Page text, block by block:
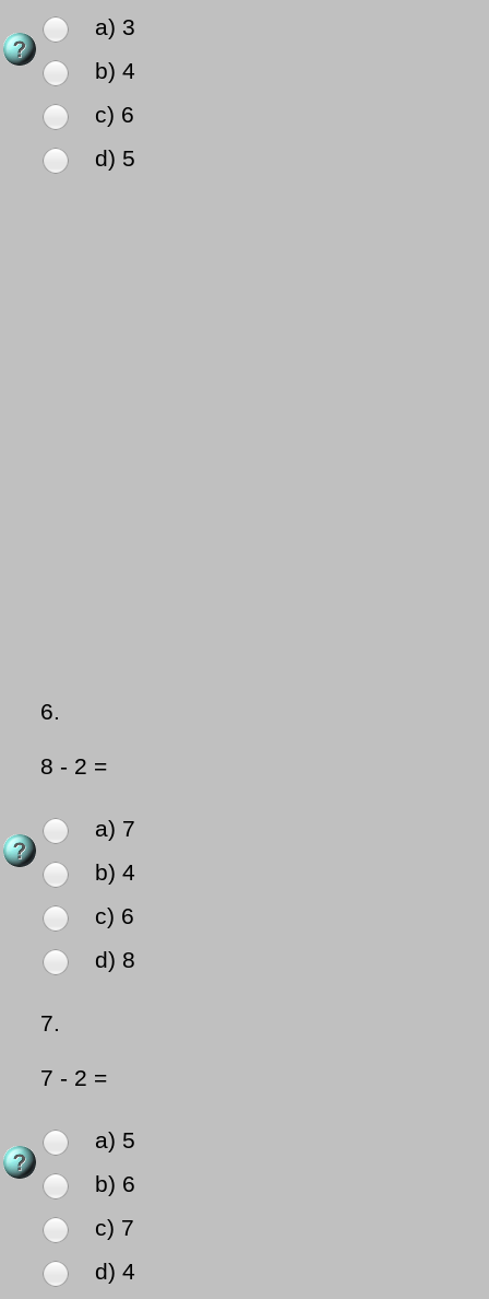
a) 3
b) 4
c) 6
d) 5
6.
8 - 2 =
a) 7
b) 4
c) 6
d) 8
7.
7 - 2 =
a) 5
b) 6
c) 7
d) 4